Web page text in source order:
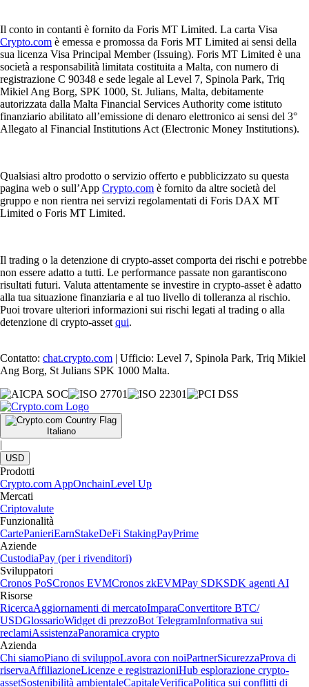
Il conto in contanti è fornito da Foris MT Limited. La carta Visa
Crypto.com è emessa e promossa da Foris MT Limited ai sensi della
sua licenza Visa Principal Member (Issuing). Foris MT Limited è una
società a responsabilità limitata costituita a Malta, con numero di
registrazione C 90348 e sede legale al Level 7, Spinola Park, Triq
Mikiel Ang Borg, SPK 1000, St. Julians, Malta, debitamente
autorizzata dalla Malta Financial Services Authority come istituto
finanziario abilitato all’emissione di denaro elettronico ai sensi del 3°
Allegato al Financial Institutions Act (Electronic Money Institutions).
Qualsiasi altro prodotto o servizio offerto e pubblicizzato su questa
pagina web o sull’App Crypto.com è fornito da altre società del
gruppo e non rientra nei servizi regolamentati di Foris DAX MT
Limited o Foris MT Limited.
Il trading o la detenzione di crypto-asset comporta dei rischi e potrebbe
non essere adatto a tutti. Le performance passate non garantiscono
risultati futuri. Valuta attentamente se investire in crypto-asset è adatto
alla tua situazione finanziaria e al tuo livello di tolleranza al rischio.
Puoi trovare ulteriori informazioni sui rischi legati al trading o alla
detenzione di crypto-asset qui.
Contatto: chat.crypto.com | Ufficio: Level 7, Spinola Park, Triq Mikiel
Ang Borg, St Julians SPK 1000 Malta.
Italiano
|
USD
Prodotti
Crypto.com AppOnchainLevel Up
Mercati
Criptovalute
Funzionalità
CartePanieriEarnStakeDeFi StakingPayPrime
Aziende
CustodiaPay (per i rivenditori)
Sviluppatori
Cronos PoSCronos EVMCronos zkEVMPay SDKSDK agenti AI
Risorse
RicercaAggiornamenti di mercatoImparaConvertitore BTC/
USDGlossarioWidget di prezzoBot TelegramInformativa sui
reclamiAssistenzaPanoramica crypto
Azienda
Chi siamoPiano di sviluppoLavora con noiPartnerSicurezzaProva di
riservaAffiliazioneLicenze e registrazioniHub esplorazione crypto-
assetSostenibilità ambientaleCapitaleVerificaPolitica sui conflitti di